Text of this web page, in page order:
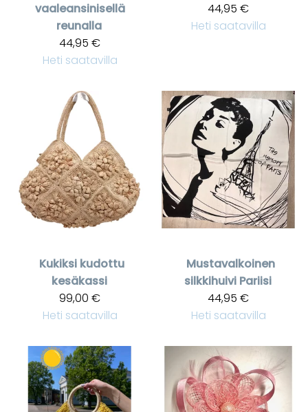
vaaleansinisellä
reunalla
44,95 €
Heti saatavilla
44,95 €
Heti saatavilla
Kukiksi kudottu
kesäkassi
99,00 €
Heti saatavilla
Mustavalkoinen
silkkihuivi Pariisi
44,95 €
Heti saatavilla